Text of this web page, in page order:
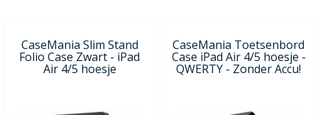
CaseMania Slim Stand
Folio Case Zwart - iPad
Air 4/5 hoesje
CaseMania Toetsenbord
Case iPad Air 4/5 hoesje -
QWERTY - Zonder Accu!